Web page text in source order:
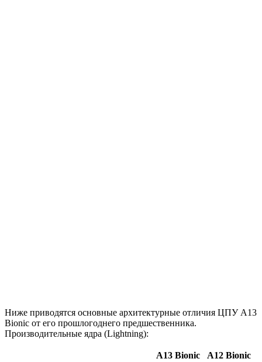
Ниже приводятся основные архитектурные отличия ЦПУ A13
Bionic от его прошлогоднего предшественника.
Производительные ядра (Lightning):
A13 Bionic
A12 Bionic